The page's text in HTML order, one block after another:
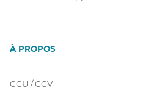
À PROPOS
CGU / GGV